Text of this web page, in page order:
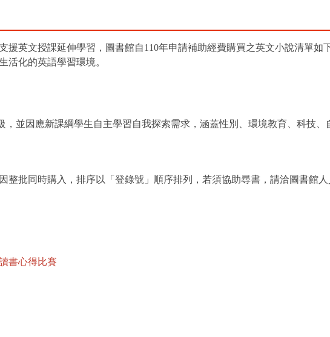
援英文授課延伸學習，圖書館自110年申請補助經費購買之英文小說清單如
活化的英語學習環境。
，並因應新課綱學生自主學習自我探索需求，涵蓋性別、環境教育、科技、
整批同時購入，排序以「登錄號」順序排列，若須協助尋書，請洽圖書館人
書心得比賽